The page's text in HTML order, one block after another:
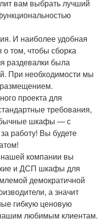
вам выбрать лучший
И наиболее удобная
том, чтобы сборка
раздевалки была
При необходимости мы
проекта для
требования,
шкафы — с
работу! Вы будете
компании вы
и ДСП шкафы для
демократичной
а значит
гибкую ценовую
любимым клиентам.